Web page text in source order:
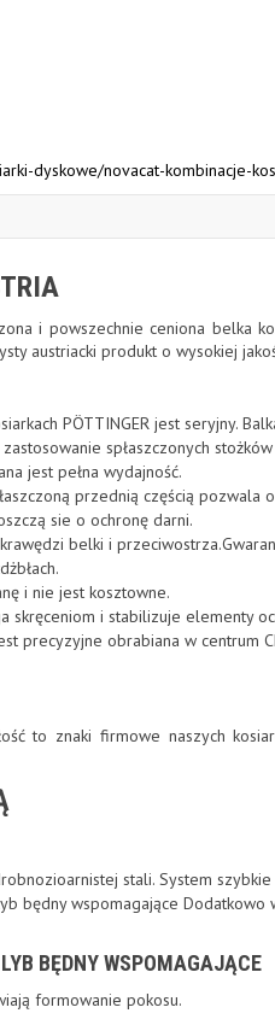
dyskowe/novacat-kombinacje-
i powszechnie ceniona belka
austriacki produkt o wysokiej
PÖTTINGER jest seryjny.
spłaszczonych
jest pełna wydajność.
przednią częścią pozwala
sie o ochronę darni.
belki i
i nie jest kosztowne.
skręceniom i stabilizuje elementy
precyzyjne obrabiana w centrum
to znaki firmowe naszych
stali. System
będny wspomagające Dodatkowo
BĘDNY WSPOMAGAJĄCE
formowanie pokosu.